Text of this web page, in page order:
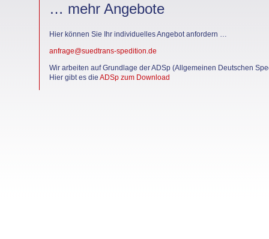
… mehr Angebote
Hier können Sie Ihr individuelles Angebot anfordern …
anfrage@suedtrans-spedition.de
Wir arbeiten auf Grundlage der ADSp (Allgemeinen Deutschen
Hier gibt es die ADSp zum Download